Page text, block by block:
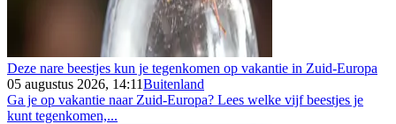
Deze nare beestjes kun je tegenkomen op vakantie in Zuid-Europa
05 augustus 2026, 14:11Buitenland
Ga je op vakantie naar Zuid-Europa? Lees welke vijf beestjes je
kunt tegenkomen,...